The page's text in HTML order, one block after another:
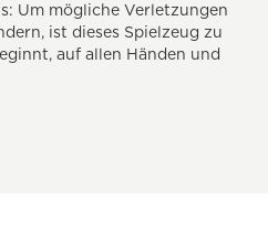
Um mögliche Verletzungen
ist dieses Spielzeug zu
auf allen Händen und